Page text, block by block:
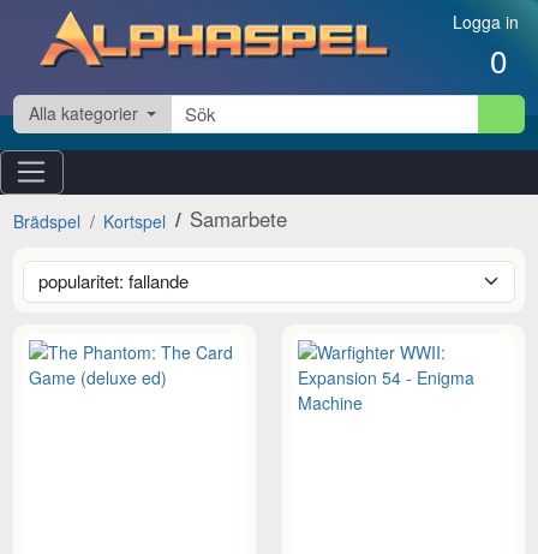
Hoppa till innehåll Logga in
0
Alla kategorier
Brädspel Kortspel Samarbete